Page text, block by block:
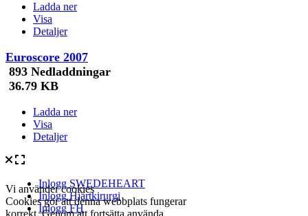
Ladda ner
Visa
Detaljer
Euroscore 2007
893 Nedladdningar
36.79 KB
Ladda ner
Visa
Detaljer